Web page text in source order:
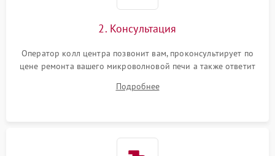
2. Консультация
Оператор колл центра позвонит вам, проконсультирует по
цене ремонта вашего микроволновой печи а также ответит
Подробнее